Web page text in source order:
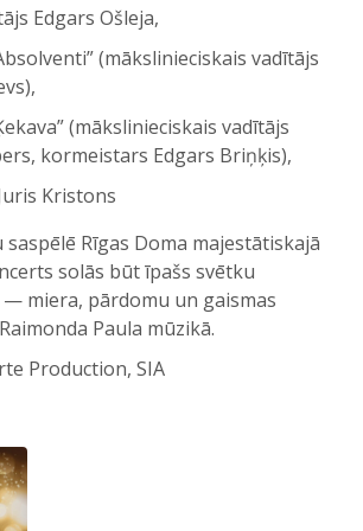
Edgars Ošleja,
(mākslinieciskais vadītājs
(mākslinieciskais vadītājs
kormeistars Edgars Briņķis),
Kristons
Rīgas Doma majestātiskajā
solās būt īpašs svētku
miera, pārdomu un gaismas
Paula mūzikā.
Production, SIA